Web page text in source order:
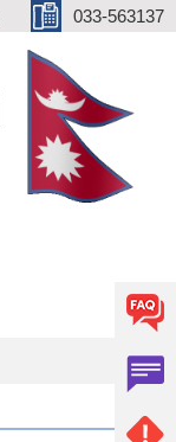
033-563137